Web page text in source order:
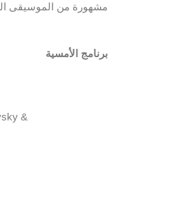
مشهورة من الموسيقى
برنامج الأمسية
&